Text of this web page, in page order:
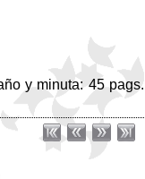
y minuta: 45 pags.